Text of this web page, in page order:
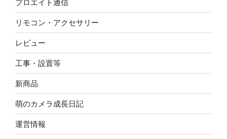
プロエイト通信
リモコン・アクセサリー
レビュー
工事・設置等
新商品
萌のカメラ成長日記
運営情報